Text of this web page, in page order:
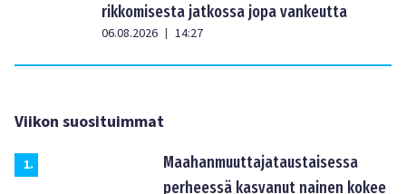
rikkomisesta jatkossa jopa vankeutta
06.08.2026 | 14:27
Viikon suosituimmat
1.
Maahanmuuttajataustaisessa
perheessä kasvanut nainen kokee